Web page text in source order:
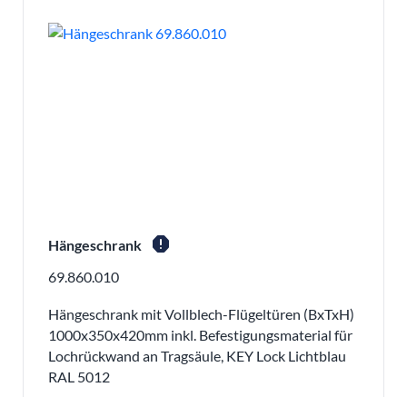
Hängeschrank report
69.860.010
Hängeschrank mit Vollblech-Flügeltüren (BxTxH)
1000x350x420mm inkl. Befestigungsmaterial für
Lochrückwand an Tragsäule, KEY Lock Lichtblau
RAL 5012